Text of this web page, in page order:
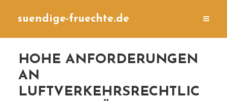
suendige-fruechte.de
HOHE ANFORDERUNGEN
AN
LUFTVERKEHRSRECHTLIC